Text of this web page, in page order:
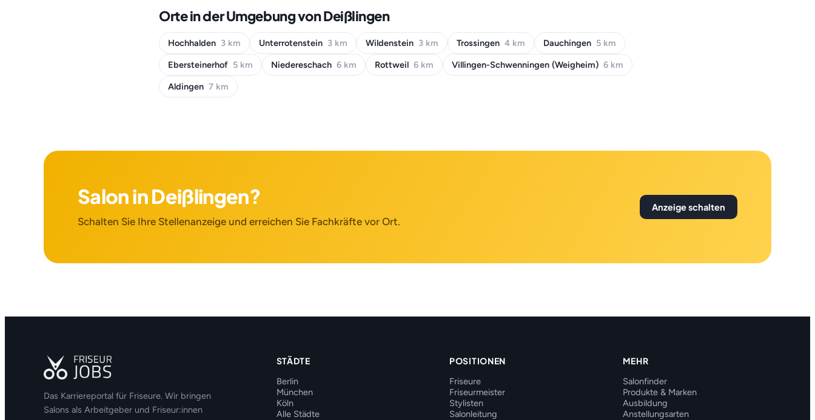
Orte in der Umgebung von Deißlingen
Hochhalden 3 km Unterrotenstein 3 km Wildenstein 3 km Trossingen 4 km Dauchingen 5 km
Ebersteinerhof 5 km Niedereschach 6 km Rottweil 6 km Villingen-Schwenningen (Weigheim) 6 km
Aldingen 7 km
Salon in Deißlingen?
Schalten Sie Ihre Stellenanzeige und erreichen Sie Fachkräfte vor Ort.
Anzeige schalten
Das Karriereportal für Friseure. Wir bringen
Salons als Arbeitgeber und Friseur:innen
STÄDTE
Berlin
München
Köln
Alle Städte
POSITIONEN
Friseure
Friseurmeister
Stylisten
Salonleitung
MEHR
Salonfinder
Produkte & Marken
Ausbildung
Anstellungsarten